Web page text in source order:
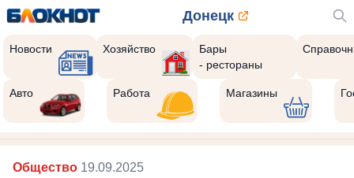
Донецк
Новости Хозяйство
Бары
- рестораны
Авто Работа Магазины
Общество 19.09.2025
8
Реклама закроется через: